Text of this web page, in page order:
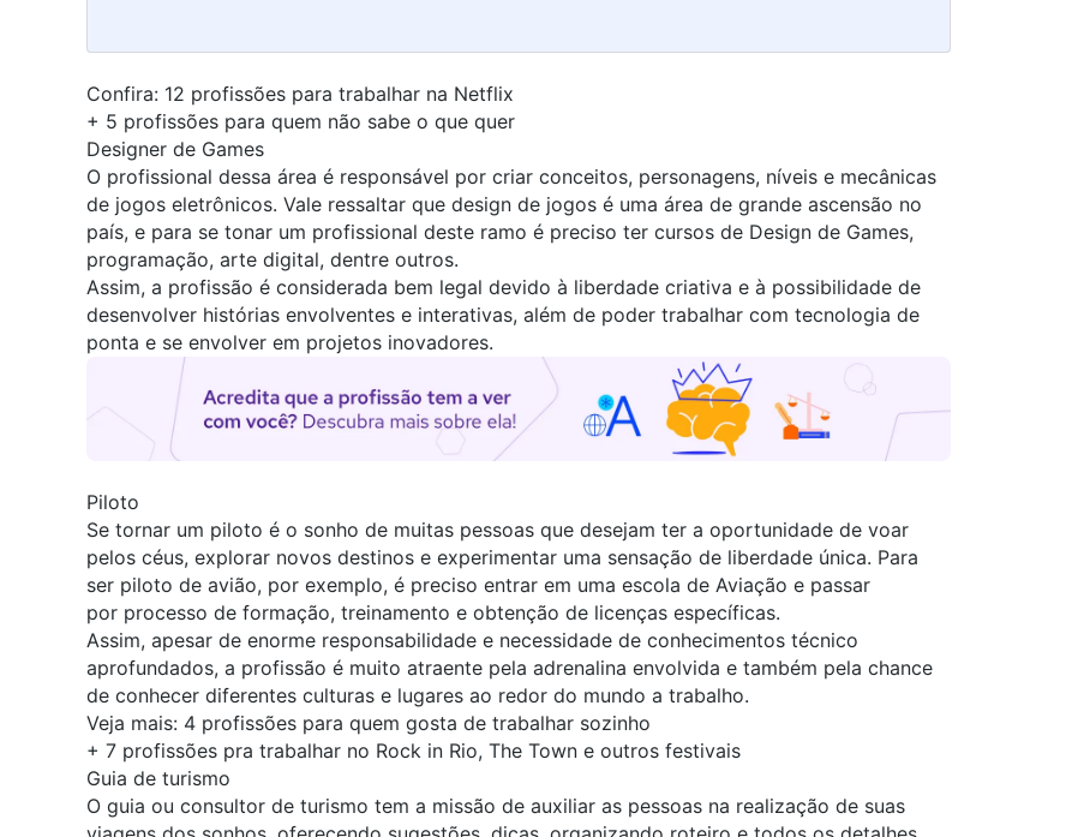
Confira: 12 profissões para trabalhar na Netflix
+ 5 profissões para quem não sabe o que quer
Designer de Games
O profissional dessa área é responsável por criar conceitos, personagens, níveis e mecânicas
de jogos eletrônicos. Vale ressaltar que design de jogos é uma área de grande ascensão no
país, e para se tonar um profissional deste ramo é preciso ter cursos de Design de Games,
programação, arte digital, dentre outros.
Assim, a profissão é considerada bem legal devido à liberdade criativa e à possibilidade de
desenvolver histórias envolventes e interativas, além de poder trabalhar com tecnologia de
ponta e se envolver em projetos inovadores.
Piloto
Se tornar um piloto é o sonho de muitas pessoas que desejam ter a oportunidade de voar
pelos céus, explorar novos destinos e experimentar uma sensação de liberdade única. Para
ser piloto de avião, por exemplo, é preciso entrar em uma escola de Aviação e passar
por processo de formação, treinamento e obtenção de licenças específicas.
Assim, apesar de enorme responsabilidade e necessidade de conhecimentos técnico
aprofundados, a profissão é muito atraente pela adrenalina envolvida e também pela chance
de conhecer diferentes culturas e lugares ao redor do mundo a trabalho.
Veja mais: 4 profissões para quem gosta de trabalhar sozinho
+ 7 profissões pra trabalhar no Rock in Rio, The Town e outros festivais
Guia de turismo
O guia ou consultor de turismo tem a missão de auxiliar as pessoas na realização de suas